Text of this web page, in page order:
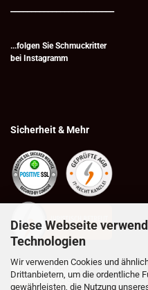
Diese Webseite
Technologien
Wir verwenden Cookies und
Drittanbietern, um die ordentliche
gewährleisten, die Nutzung
...folgen Sie Schmuckritter
bei Instagramm
Sicherheit & Mehr